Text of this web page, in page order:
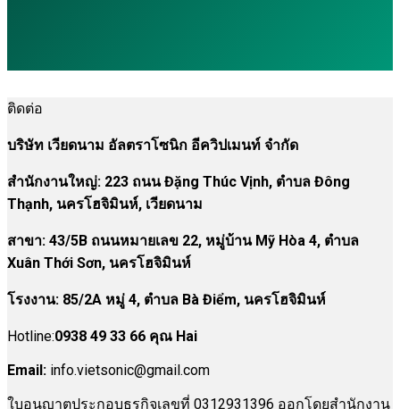
ติดต่อ
บริษัท เวียดนาม อัลตราโซนิก อีควิปเมนท์ จำกัด
สำนักงานใหญ่: 223 ถนน Đặng Thúc Vịnh, ตำบล Đông
Thạnh, นครโฮจิมินห์, เวียดนาม
สาขา: 43/5B ถนนหมายเลข 22, หมู่บ้าน Mỹ Hòa 4, ตำบล
Xuân Thới Sơn, นครโฮจิมินห์
โรงงาน: 85/2A หมู่ 4, ตำบล Bà Điểm, นครโฮจิมินห์
Hotline:0938 49 33 66 คุณ Hai
Email: info.vietsonic@gmail.com
ใบอนุญาตประกอบธุรกิจเลขที่ 0312931396 ออกโดยสำนักงาน